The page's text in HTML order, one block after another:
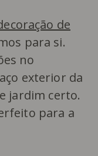
de
para si.
no
exterior da
jardim certo.
para a